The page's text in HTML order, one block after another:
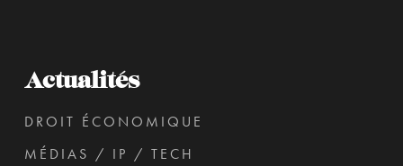
Actualités
DROIT ÉCONOMIQUE
MÉDIAS / IP / TECH